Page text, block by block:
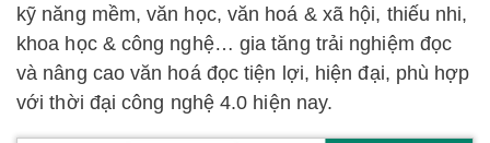
kỹ năng mềm, văn học, văn hoá & xã hội, thiếu nhi,
khoa học & công nghệ… gia tăng trải nghiệm đọc
và nâng cao văn hoá đọc tiện lợi, hiện đại, phù hợp
với thời đại công nghệ 4.0 hiện nay.